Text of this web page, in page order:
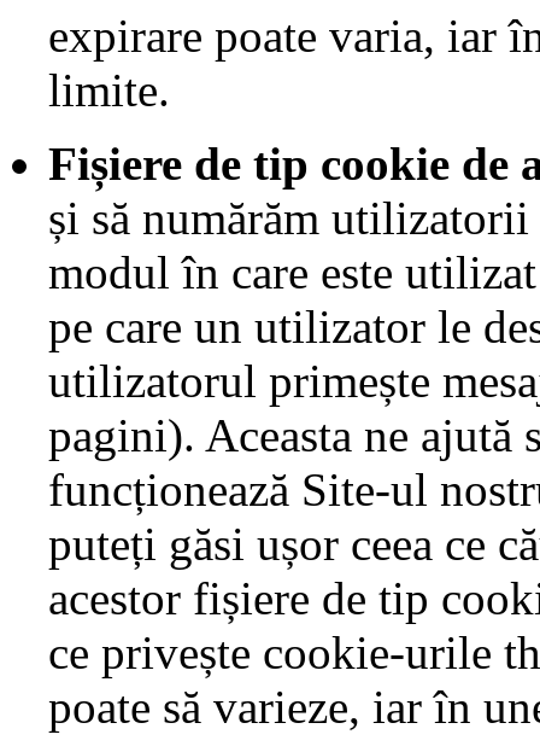
expirare poate varia, iar
limite.
Fișiere de tip cookie de
și să numărăm
modul în care este
pe care un utilizator le
utilizatorul primește
pagini). Aceasta ne ajută
funcționează Site-ul
puteți găsi ușor ceea ce
acestor fișiere de tip
ce privește cookie-urile
poate să varieze, iar în